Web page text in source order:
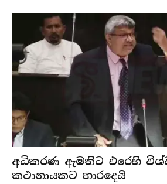
අධිකරණ ඇමතිට එරෙහි
කථානායකට භාරදෙයි